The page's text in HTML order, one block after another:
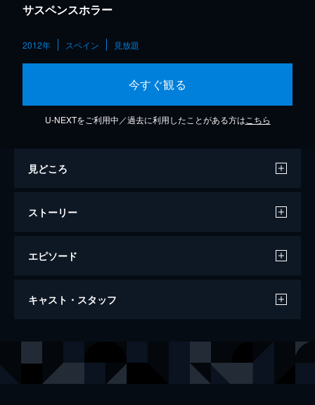
サスペンスホラー
2012年 スペイン 見放題
今すぐ観る
U-NEXTをご利用中／過去に利用したことがある方は こちら
見どころ
ストーリー
エピソード
ロスト・ボディ
キャスト・スタッフ
ウーゴ・シルバ